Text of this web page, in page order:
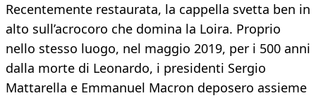
Recentemente restaurata, la cappella svetta ben in
alto sull’acrocoro che domina la Loira. Proprio
nello stesso luogo, nel maggio 2019, per i 500 anni
dalla morte di Leonardo, i presidenti Sergio
Mattarella e Emmanuel Macron deposero assieme